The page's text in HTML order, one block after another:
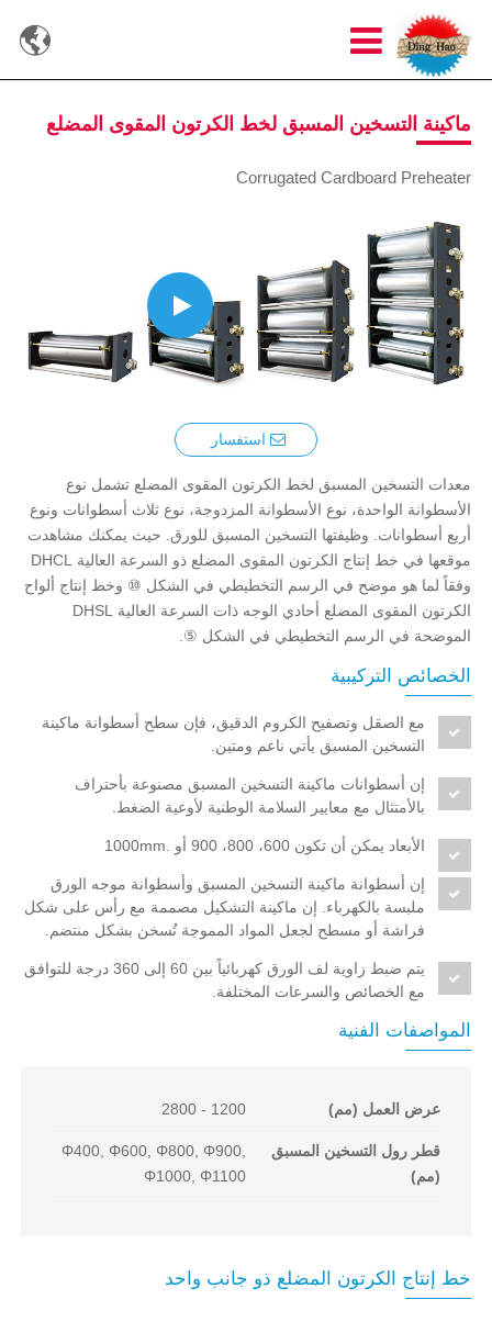

ماكينة التسخين المسبق لخط الكرتون المقوى المضلع
Corrugated Cardboard Preheater
استفسار
معدات التسخين المسبق لخط الكرتون المقوى المضلع تشمل نوع
الأسطوانة الواحدة، نوع الأسطوانة المزدوجة، نوع ثلاث أسطوانات ونوع
أربع أسطوانات. وظيفتها التسخين المسبق للورق. حيث يمكنك مشاهدت
موقعها في خط إنتاج الكرتون المقوى المضلع ذو السرعة العالية DHCL
وفقاً لما هو موضح في الرسم التخطيطي في الشكل ⑩ وخط إنتاج ألواح
الكرتون المقوى المضلع أحادي الوجه ذات السرعة العالية DHSL
الموضحة في الرسم التخطيطي في الشكل ⑤.
الخصائص التركيبية
مع الصقل وتصفيح الكروم الدقيق، فإن سطح أسطوانة ماكينة
التسخين المسبق يأتي ناعم ومتين.
إن أسطوانات ماكينة التسخين المسبق مصنوعة بأحتراف
بالأمتثال مع معايير السلامة الوطنية لأوعية الضغط.
الأبعاد يمكن أن تكون 600، 800، 900 أو .1000mm
إن أسطوانة ماكينة التسخين المسبق وأسطوانة موجه الورق
ملبسة بالكهرباء. إن ماكينة التشكيل مصممة مع رأس على شكل
فراشة أو مسطح لجعل المواد المموجة تُسخن بشكل منتضم.
يتم ضبط زاوية لف الورق كهربائياً بين 60 إلى 360 درجة للتوافق
مع الخصائص والسرعات المختلفة.
المواصفات الفنية
عرض العمل (مم) 1200 - 2800
قطر رول التسخين المسبق
(مم)
Φ400, Φ600, Φ800, Φ900,
Φ1000, Φ1100
خط إنتاج الكرتون المضلع ذو جانب واحد